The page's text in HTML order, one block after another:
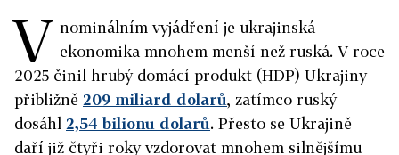
V nominálním vyjádření je ukrajinská
ekonomika mnohem menší než ruská. V roce
2025 činil hrubý domácí produkt (HDP) Ukrajiny
přibližně 209 miliard dolarů, zatímco ruský
dosáhl 2,54 bilionu dolarů. Přesto se Ukrajině
daří již čtyři roky vzdorovat mnohem silnějšímu